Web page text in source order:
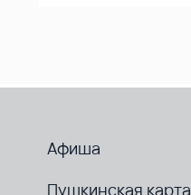
Афиша
Пушкинская карта